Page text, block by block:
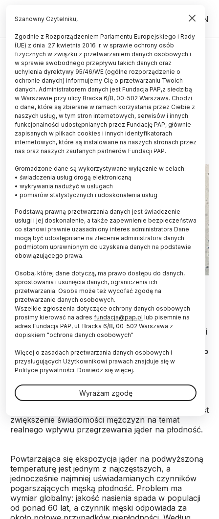
PL EN
ZDROWIE
Przegrzewanie jąder uszkadza
plemniki poprzez stres
oksydacyjny - potwierdzają
polskie badania
02.12.2025
aktualizacja: 02.12.2025
4 minuty czytania
Fot. Adobe Stock
Długotrwałe podwyższanie temperatury jąder, np.
poprzez wielogodzinne siedzenie, częste
korzystanie z sauny czy noszenie ciasnej bielizny,
wywołuje stres oksydacyjny w nasieniu i prowadzi
do uszkodzeń DNA plemników. Badacze z
Instytutu Genetyki Człowieka PAN w Poznaniu jako
pierwsi potwierdzili tę zależność w grupie
zawodowych kierowców.
Ich wyniki stały się inspiracją do przygotowania
, której celem jest
zwiększenie świadomości mężczyzn na temat
realnego wpływu przegrzewania jąder na płodność.
Powtarzająca się ekspozycja jąder na podwyższoną
temperaturę jest jednym z najczęstszych, a
jednocześnie najmniej uświadamianych czynników
pogarszających męską płodność. Problem ma
wymiar globalny: jakość nasienia spada w populacji
od ponad 60 lat, a czynnik męski odpowiada za
Szanowny Czytelniku,
Zgodnie z Rozporządzeniem Parlamentu Europejskiego i Rady
(UE) z dnia 27 kwietnia 2016 r. w sprawie ochrony osób
fizycznych w związku z przetwarzaniem danych osobowych i
w sprawie swobodnego przepływu takich danych oraz
uchylenia dyrektywy 95/46/WE (ogólne rozporządzenie o
ochronie danych) informujemy Cię o przetwarzaniu Twoich
danych. Administratorem danych jest Fundacja PAP,z siedzibą
w Warszawie przy ulicy Bracka 6/8, 00-502 Warszawa. Chodzi
o dane, które są zbierane w ramach korzystania przez Ciebie z
naszych usług, w tym stron internetowych, serwisów i innych
funkcjonalności udostępnianych przez Fundację PAP, głównie
zapisanych w plikach cookies i innych identyfikatorach
internetowych, które są instalowane na naszych stronach przez
nas oraz naszych zaufanych partnerów Fundacji PAP.
Gromadzone dane są wykorzystywane wyłącznie w celach:
• świadczenia usług drogą elektroniczną
• wykrywania nadużyć w usługach
• pomiarów statystycznych i udoskonalenia usług
Podstawą prawną przetwarzania danych jest świadczenie
usługi i jej doskonalenie, a także zapewnienie bezpieczeństwa
co stanowi prawnie uzasadniony interes administratora Dane
mogą być udostępniane na zlecenie administratora danych
podmiotom uprawnionym do uzyskania danych na podstawie
obowiązującego prawa.
Osoba, której dane dotyczą, ma prawo dostępu do danych,
sprostowania i usunięcia danych, ograniczenia ich
przetwarzania. Osoba może też wycofać zgodę na
przetwarzanie danych osobowych.
Wszelkie zgłoszenia dotyczące ochrony danych osobowych
prosimy kierować na adres fundacja@pap.pl lub pisemnie na
adres Fundacja PAP, ul. Bracka 6/8, 00-502 Warszawa z
dopiskiem "ochrona danych osobowych"
Więcej o zasadach przetwarzania danych osobowych i
przysługujących Użytkownikowi prawach znajduje się w
Polityce prywatności. Dowiedz się więcej.
Wyrażam zgodę